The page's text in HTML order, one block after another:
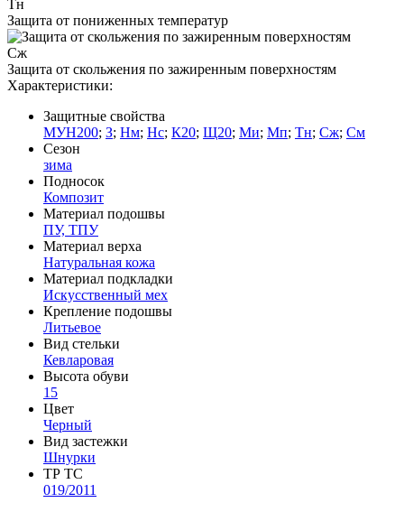
Тн
Защита от пониженных температур
Сж
Защита от скольжения по зажиренным поверхностям
Характеристики:
Защитные свойства
МУН200; З; Нм; Нс; К20; Щ20; Ми; Мп; Тн; Сж; См
Сезон
зима
Подносок
Композит
Материал подошвы
ПУ, ТПУ
Материал верха
Натуральная кожа
Материал подкладки
Искусственный мех
Крепление подошвы
Литьевое
Вид стельки
Кевларовая
Высота обуви
15
Цвет
Черный
Вид застежки
Шнурки
ТР ТС
019/2011